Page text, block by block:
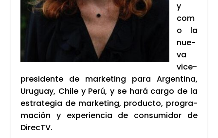
y
com
o la
nue­
va
vice­
pre­si­den­te de mar­ke­ting para Argen­ti­na,
Uru­guay, Chi­le y Perú, y se hará car­go de la
estra­te­gia de mar­ke­ting, pro­duc­to, pro­gra­
ma­ción y expe­rien­cia de con­su­mi­dor de
DirecTV.